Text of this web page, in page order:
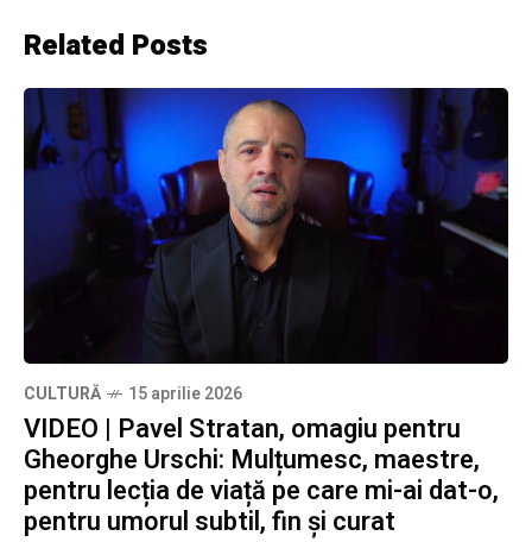
Related Posts
CULTURĂ 15 aprilie 2026
VIDEO | Pavel Stratan, omagiu pentru
Gheorghe Urschi: Mulțumesc, maestre,
pentru lecția de viață pe care mi-ai dat-o,
pentru umorul subtil, fin și curat